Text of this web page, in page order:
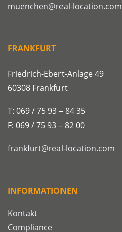
muenchen@real-location.com
FRANKFURT
Friedrich-Ebert-Anlage 49
60308 Frankfurt
T: 069 / 75 93 – 84 35
F: 069 / 75 93 – 82 00
frankfurt@real-location.com
INFORMATIONEN
Kontakt
Compliance